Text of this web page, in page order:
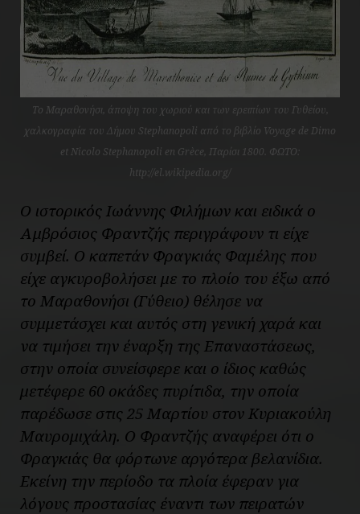
Το Μαραθονήσι, άποψη του χωριού και των ερειπίων του Γυθείου,
χαλκογραφία του Δήμου Stephanopoli από το βιβλίο Voyage de Dimo
et Nicolo Stephanopoli en Grèce, Παρίσι 1800. ΦΩΤΟ:
http://el.wikipedia.org/
Ο ιστορικός Ιωάννης Φιλήμων και ειδικά ο
Αμβρόσιος Φραντζής περιγράφουν τι είχε
συμβεί. Ο καπετάν Φραγκιάς Φαμέλης που
είχε αγκυροβολήσει με το πλοίο του έξω από
το Μαραθονήσι (Γύθειο) θέλησε να
συμμετάσχει και αυτός στη γενική χαρά και
να τιμήσει την έναρξη της Επαναστάσεως,
στην οποία συνείσφερε και ο ίδιος καθώς
μετέφερε 60 οκάδες πυρίτιδα, την οποία
παρέδωσε στις 25 Μαρτίου στον Κυριακούλη
Μαυρομιχάλη. Ο Φραντζής αναφέρει ότι ο
Φραγκιάς θα φόρτωνε αργότερα βελανίδια.
Εκείνη την περίοδο τα πλοία έφεραν για
λόγους προστασίας έναντι των πειρατών